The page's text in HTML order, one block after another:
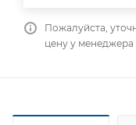
Пожалуйста,
цену у менеджера